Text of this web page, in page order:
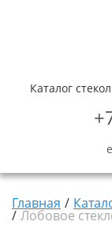
Каталог стекол
Главная
Лобовое